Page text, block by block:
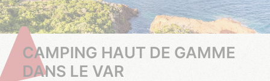
CAMPING HAUT DE GAMME
DANS LE VAR